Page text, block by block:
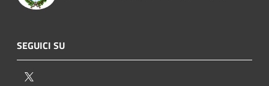
SEGUICI SU